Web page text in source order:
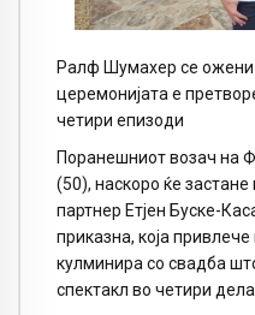
Ралф Шумахер се ожени
церемонијата е
четири епизоди
Поранешниот возач на
(50), наскоро ќе застане
партнер Етјен Буске-
приказна, која
кулминира со свадба
спектакл во четири